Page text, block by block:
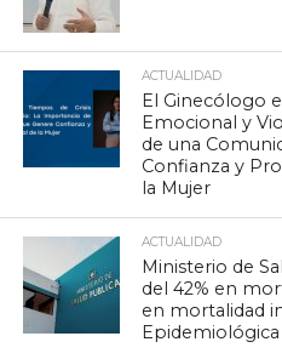
ACTUALIDAD
El Ginecólogo
Emocional y
de una
Confianza y
la Mujer
ACTUALIDAD
Ministerio de
del 42% en
en mortalidad
Epidemiológica